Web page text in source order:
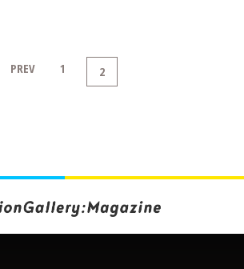
PREV 1 2